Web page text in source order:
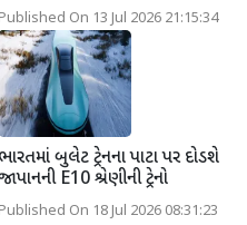
Published On 13 Jul 2026 21:15:34
ભારતમાં બુલેટ ટ્રેનના પાટા પર દોડશે
E10 શ્રેણીની ટ્રેનો
Published On 18 Jul 2026 08:31:23